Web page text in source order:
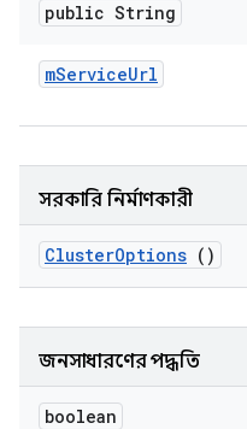
public String
mServiceUrl
সরকারি নির্মাণকারী
ClusterOptions ()
জনসাধারণের পদ্ধতি
boolean